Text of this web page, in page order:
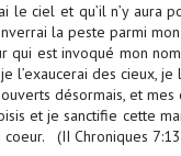
le ciel et qu’il n’y aura
la peste parmi
qui est invoqué mon
l’exaucerai des cieux,
désormais, et
et je sanctifie cette
coeur. (II Chroniques